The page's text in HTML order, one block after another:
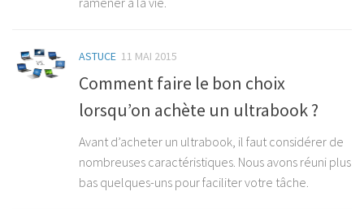
ASTUCE 11 MAI 2015
Comment faire le bon choix
lorsqu’on achète un ultrabook ?
Avant d’acheter un ultrabook, il faut considérer de
nombreuses caractéristiques. Nous avons réuni plus
bas quelques-uns pour faciliter votre tâche.